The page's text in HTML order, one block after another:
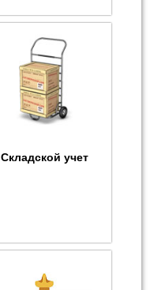
Складской учет